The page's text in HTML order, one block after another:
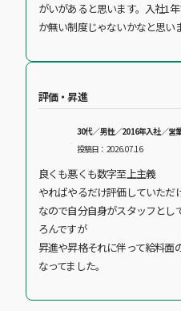
がいがあると思います。入社1
か無い制度じゃないかなと思い
評価・昇進
30代／男性／2016年入社／営
投稿日：2026.07.16
良くも悪くも数字至上主義
やればやるだけ評価していただ
なので自分自身がスタッフとし
ろんですが
昇進や昇格それに伴って給料面
なってました。